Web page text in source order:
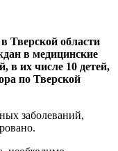
Тверской области
в медицинские
в их числе 10 детей,
по Тверской
заболеваний,